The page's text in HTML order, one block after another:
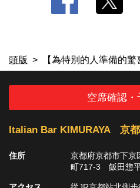
頭版 【為特別的人準備的
空席確認・
Italian Bar KIMURAYA 京
住所
京都府京都市下京
町717-3 飯田惣